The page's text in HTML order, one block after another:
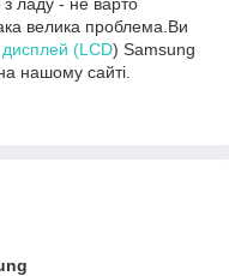
велика проблема.Ви
дисплей (LCD) Samsung
нашому сайті.